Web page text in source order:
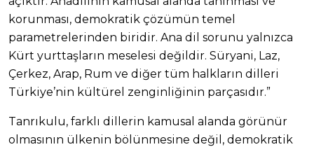
korunması, demokratik çözümün temel
parametrelerinden biridir. Ana dil sorunu yalnızca
Kürt yurttaşların meselesi değildir. Süryani, Laz,
Çerkez, Arap, Rum ve diğer tüm halkların dilleri
Türkiye’nin kültürel zenginliğinin parçasıdır.”
Tanrıkulu, farklı dillerin kamusal alanda görünür
olmasının ülkenin bölünmesine değil, demokratik